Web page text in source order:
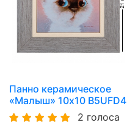
Панно керамическое
«Малыш» 10х10 B5UFD4
2 голоса